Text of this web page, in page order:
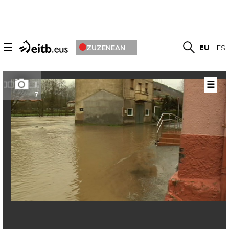
☰ ZUZENEAN EU ES
7
☰